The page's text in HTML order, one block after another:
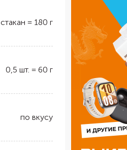
стакан = 180 г
0,5 шт. = 60 г
по вкусу